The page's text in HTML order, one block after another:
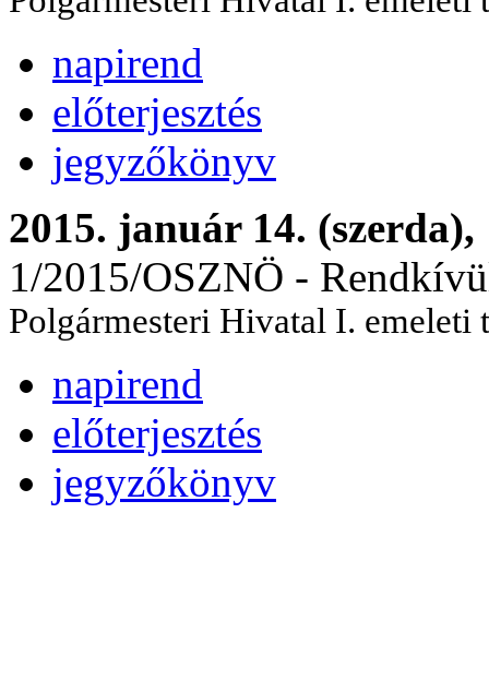
napirend
előterjesztés
jegyzőkönyv
2015. január 14.
1/2015/OSZNÖ -
Polgármesteri Hivatal I. emeleti
napirend
előterjesztés
jegyzőkönyv